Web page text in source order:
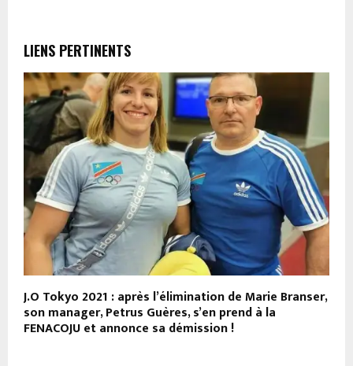
LIENS PERTINENTS
J.O Tokyo 2021 : après l’élimination de Marie Branser,
son manager, Petrus Guères, s’en prend à la
FENACOJU et annonce sa démission !